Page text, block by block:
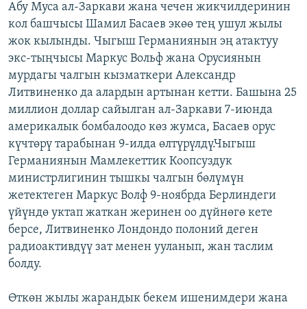
Абу Муса ал-Заркави жана чечен жикчилдеринин
кол башчысы Шамил Басаев экөө тең ушул жылы
жок кылынды. Чыгыш Германиянын эң атактуу
экс-тыңчысы Маркус Вольф жана Орусиянын
мурдагы чалгын кызматкери Александр
Литвиненко да алардын артынан кетти. Башына 25
миллион доллар сайылган ал-Заркави 7-июнда
америкалык бомбалоодо көз жумса, Басаев орус
күчтөрү тарабынан 9-илда өлтүрүлдү.Чыгыш
Германиянын Мамлекеттик Коопсуздук
министрлигинин тышкы чалгын бөлүмүн
жетектеген Маркус Волф 9-ноябрда Берлиндеги
үйүндө уктап жаткан жеринен оо дүйнөгө кете
берсе, Литвиненко Лондондо полоний деген
радиоактивдүү зат менен ууланып, жан таслим
болду.
Өткөн жылы жарандык бекем ишенимдери жана